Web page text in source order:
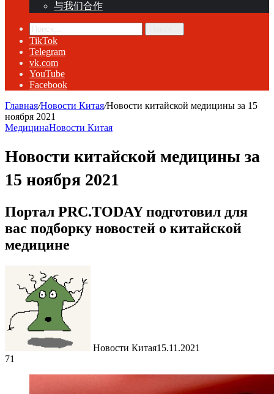
与我们合作
TikTok
Telegram
vk.com
YouTube
Facebook
Главная/Новости Китая/Новости китайской медицины за 15
ноября 2021
МедицинаНовости Китая
Новости китайской медицины за
15 ноября 2021
Портал PRC.TODAY подготовил для
вас подборку новостей о китайской
медицине
Новости Китая15.11.2021
71